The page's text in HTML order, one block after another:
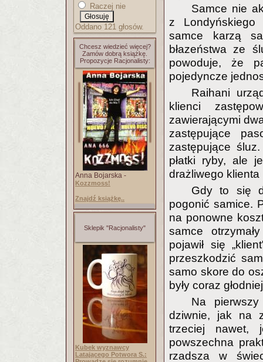
Raczej nie
Oddano 121 głosów.
Chcesz wiedzieć więcej?
Zamów dobrą książkę.
Propozycje Racjonalisty:
Anna Bojarska -
Kozzmoss!
Znajdź książkę..
Sklepik "Racjonalisty"
Kubek wyznawcy
Latającego Potwora S.:
Samce nie
z Londyńskiego
samce karzą
błazeństwa ze
powoduje, że
pojedyncze
Raihani
klienci
zawierającymi
zastępujące
zastępujące
płatki ryby, ale
drażliwego klienta
Gdy to się
pogonić samice.
na ponowne
samce
pojawił się
przeszkodzić
samo skore do
były coraz
Na
dziwnie, jak na
trzeciej nawet,
powszechna
rzadsza w